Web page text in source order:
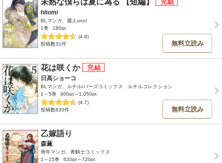
hitomi
BLマンガ、麗人uno!
1巻
180pt
(4.8)
投稿数31件
無料立読み
花は咲くか
日高ショーコ
BLマンガ、ルチル/バーズコミックス ルチルコレクション
1～5巻
800pt～1,050pt
(4.7)
投稿数630件
無料立読み
乙嫁語り
森薫
青年マンガ、青騎士コミックス
1～15巻
620pt～720pt